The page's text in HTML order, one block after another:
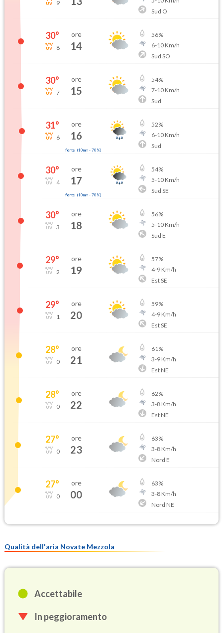
9
Sud O
30°
8
ore
14
56%
6-10Km/h
Sud SO
30°
7
ore
15
54%
7-10Km/h
Sud
31°
6
ore
16
forte (10mm- 70 %)
52%
6-10Km/h
Sud
30°
4
ore
17
forte (10mm- 70 %)
54%
5-10Km/h
Sud SE
30°
3
ore
18
56%
5-10Km/h
Sud E
29°
2
ore
19
57%
4-9Km/h
Est SE
29°
1
ore
20
59%
4-9Km/h
Est SE
28°
0
ore
21
61%
3-9Km/h
Est NE
28°
0
ore
22
62%
3-8Km/h
Est NE
27°
0
ore
23
63%
3-8Km/h
Nord E
27°
0
ore
00
63%
3-8Km/h
Nord NE
Qualità dell'aria Novate Mezzola
Accettabile
In peggioramento